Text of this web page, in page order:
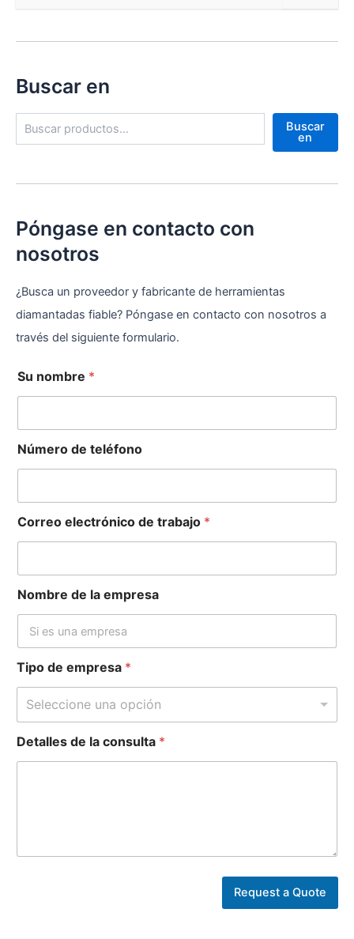
Buscar en
a
Buscar
en
Póngase en contacto con
nosotros
¿Busca un proveedor y fabricante de herramientas
diamantadas fiable? Póngase en contacto con nosotros a
través del siguiente formulario.
Su nombre *
Número de teléfono
Correo electrónico de trabajo *
Nombre de la empresa
Tipo de empresa *
Seleccione una opción
Detalles de la consulta *
Request a Quote